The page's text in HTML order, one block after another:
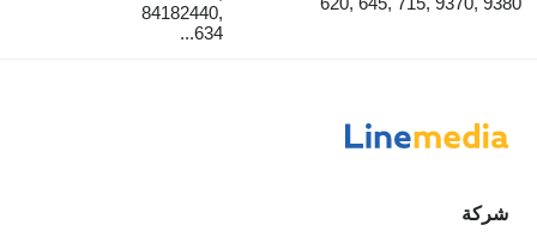
84182440,
634...
شركة